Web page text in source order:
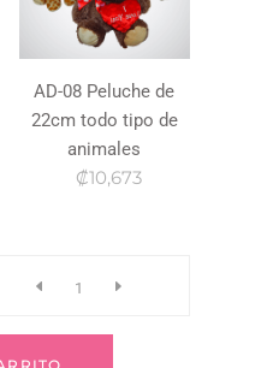
AD-08 Peluche de
22cm todo tipo de
animales
₡10,673